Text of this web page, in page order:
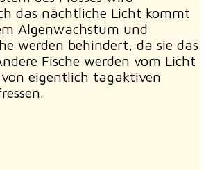
das nächtliche Licht kommt
Algenwachstum und
werden behindert, da sie das
Fische werden vom Licht
eigentlich tagaktiven